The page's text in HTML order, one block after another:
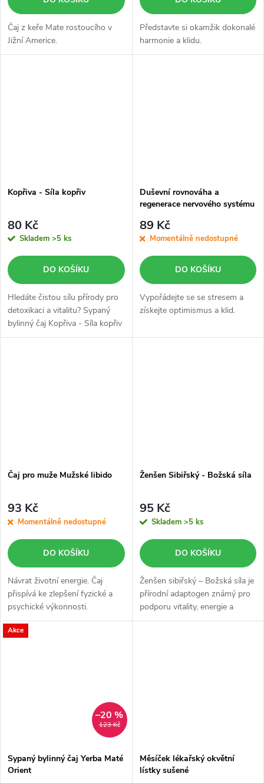
Čaj z keře Mate rostoucího v
Jižní Americe.
Představte si okamžik dokonalé
harmonie a klidu.
Kopřiva - Síla kopřiv
80 Kč
Skladem >5 ks
DO KOŠÍKU
Hledáte čistou sílu přírody pro
detoxikaci a vitalitu? Sypaný
bylinný čaj Kopřiva - Síla kopřiv
(70 g) obsahuje 100% sušené
Duševní rovnováha a
regenerace nervového systému
89 Kč
Momentálně nedostupné
DO KOŠÍKU
Vypořádejte se se stresem a
získejte optimismus a klid.
Čaj pro muže Mužské libido
93 Kč
Momentálně nedostupné
DO KOŠÍKU
Návrat životní energie. Čaj
přispívá ke zlepšení fyzické a
psychické výkonnosti.
Ženšen Sibiřský - Božská síla
95 Kč
Skladem >5 ks
DO KOŠÍKU
Ženšen sibiřský – Božská síla je
přírodní adaptogen známý pro
podporu vitality, energie a
psychické odolnosti.
Akce
123 Kč
–20 %
Sypaný bylinný čaj Yerba Maté
Orient
Měsíček lékařský okvětní
lístky sušené